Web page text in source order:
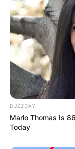
BUZZDAY
Marlo Thomas Is
Today